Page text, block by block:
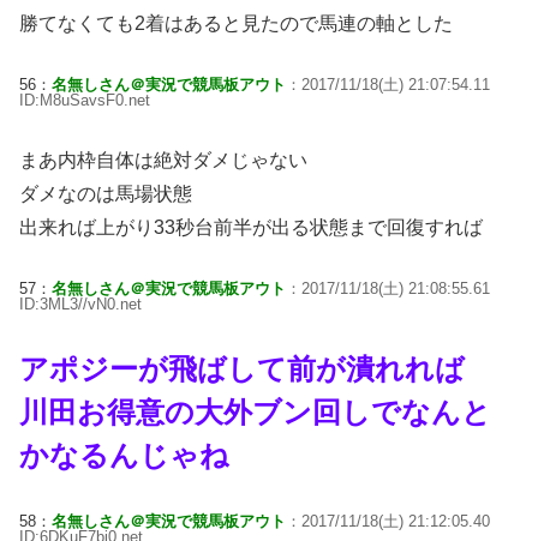
勝てなくても2着はあると見たので馬連の軸とした
56： 名無しさん＠実況で競馬板アウト ：2017/11/18(土) 21:07:54.11
ID:M8uSavsF0.net
まあ内枠自体は絶対ダメじゃない
ダメなのは馬場状態
出来れば上がり33秒台前半が出る状態まで回復すれば
57： 名無しさん＠実況で競馬板アウト ：2017/11/18(土) 21:08:55.61
ID:3ML3//vN0.net
アポジーが飛ばして前が潰れれば
川田お得意の大外ブン回しでなんと
かなるんじゃね
58： 名無しさん＠実況で競馬板アウト ：2017/11/18(土) 21:12:05.40
ID:6DKuF7bj0.net